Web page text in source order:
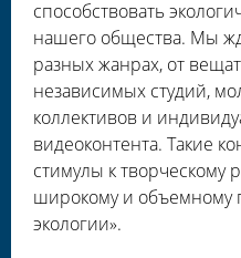
способствовать
нашего общества. Мы
разных жанрах, от
независимых студий,
коллективов и
видеоконтента. Такие
стимулы к творческому
широкому и
экологии».